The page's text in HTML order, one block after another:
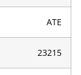
ATE
23215